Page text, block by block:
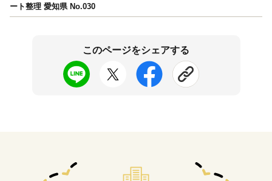
ート整理 愛知県 No.030
このページをシェアする